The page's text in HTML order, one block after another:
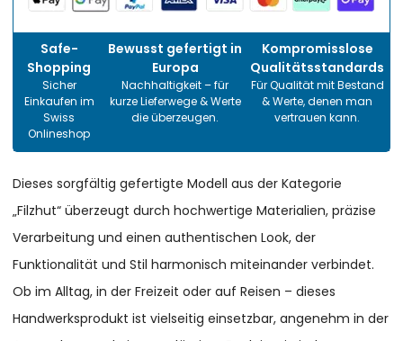
Safe-
Shopping
Sicher
Einkaufen im
Swiss
Onlineshop
Bewusst gefertigt in
Europa
Nachhaltigkeit – für
kurze Lieferwege & Werte
die überzeugen.
Kompromisslose
Qualitätsstandards
Für Qualität mit Bestand
& Werte, denen man
vertrauen kann.
Dieses sorgfältig gefertigte Modell aus der Kategorie
„Filzhut“ überzeugt durch hochwertige Materialien, präzise
Verarbeitung und einen authentischen Look, der
Funktionalität und Stil harmonisch miteinander verbindet.
Ob im Alltag, in der Freizeit oder auf Reisen – dieses
Handwerksprodukt ist vielseitig einsetzbar, angenehm in der